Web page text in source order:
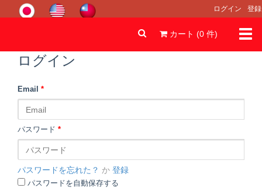
ログイン 登録
カート (0 件)
ログイン
Email *
パスワード *
パスワードを忘れた？ か 登録
パスワードを自動保存する